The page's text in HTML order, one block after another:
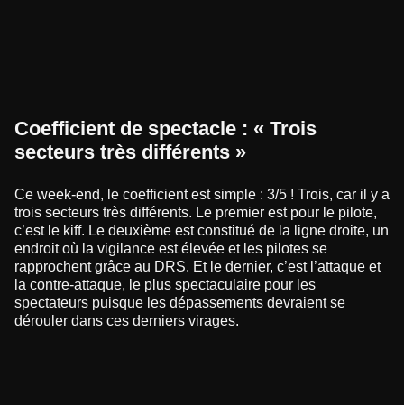
Coefficient de spectacle : « Trois
secteurs très différents »
Ce week-end, le coefficient est simple : 3/5 ! Trois, car il y a
trois secteurs très différents. Le premier est pour le pilote,
c’est le kiff. Le deuxième est constitué de la ligne droite, un
endroit où la vigilance est élevée et les pilotes se
rapprochent grâce au DRS. Et le dernier, c’est l’attaque et
la contre-attaque, le plus spectaculaire pour les
spectateurs puisque les dépassements devraient se
dérouler dans ces derniers virages.